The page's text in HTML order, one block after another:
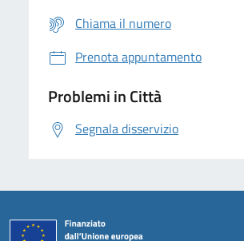
Chiama il numero
Prenota appuntamento
Problemi in Città
Segnala disservizio